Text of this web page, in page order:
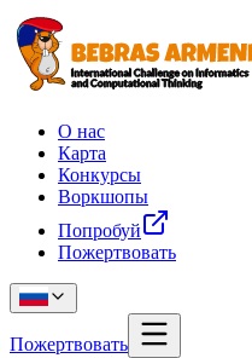
О нас
Карта
Конкурсы
Воркшопы
Попробуй
Пожертвовать
Пожертвовать